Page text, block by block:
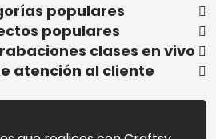
populares
populares
clases en vivo
atención al cliente